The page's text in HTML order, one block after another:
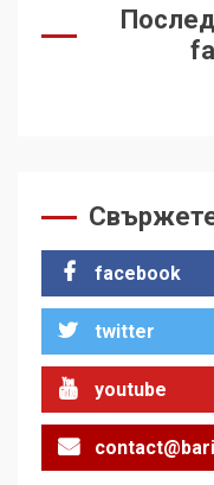
facebook
twitter
youtube